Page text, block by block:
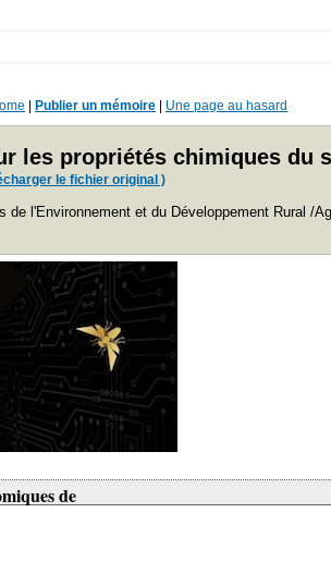
Publier un mémoire Une page au hasard
les propriétés chimiques du
le fichier original )
l'Environnement et du Développement Rural /
de